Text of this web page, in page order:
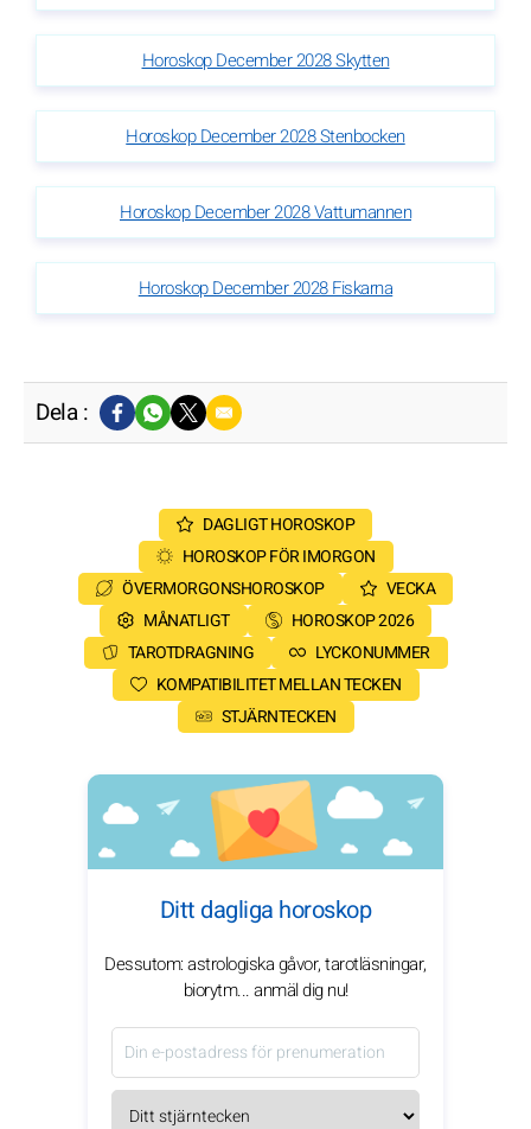
Horoskop December 2028 Skytten
Horoskop December 2028 Stenbocken
Horoskop December 2028 Vattumannen
Horoskop December 2028 Fiskarna
Dela :
DAGLIGT HOROSKOP
HOROSKOP FÖR IMORGON
ÖVERMORGONSHOROSKOP
VECKA
MÅNATLIGT
HOROSKOP 2026
TAROTDRAGNING
LYCKONUMMER
KOMPATIBILITET MELLAN TECKEN
STJÄRNTECKEN
Ditt dagliga horoskop
Dessutom: astrologiska gåvor, tarotläsningar,
biorytm... anmäl dig nu!